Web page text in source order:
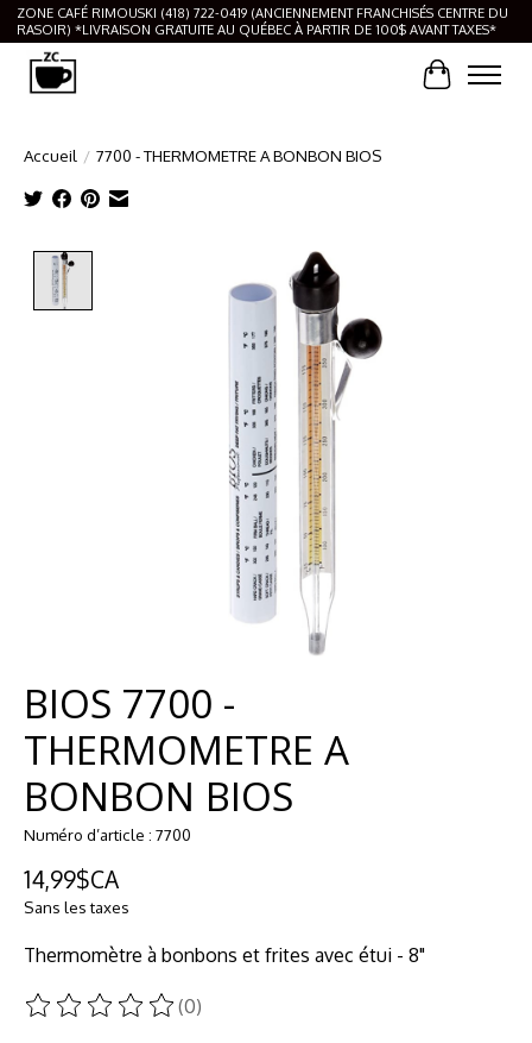
ZONE CAFÉ RIMOUSKI (418) 722-0419 (ANCIENNEMENT FRANCHISÉS CENTRE DU
RASOIR) *LIVRAISON GRATUITE AU QUÉBEC À PARTIR DE 100$ AVANT TAXES*
Panier
Accueil / 7700 - THERMOMETRE A BONBON BIOS
Product image slideshow Items
BIOS 7700 -
THERMOMETRE A
BONBON BIOS
Numéro d’article : 7700
14,99$CA
Sans les taxes
Thermomètre à bonbons et frites avec étui - 8"
Ce produit est évalué à
(0)